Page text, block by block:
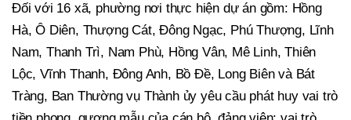
Đối với 16 xã, phường nơi thực hiện dự án gồm: Hồng
Hà, Ô Diên, Thượng Cát, Đông Ngạc, Phú Thượng, Lĩnh
Nam, Thanh Trì, Nam Phù, Hồng Vân, Mê Linh, Thiên
Lộc, Vĩnh Thanh, Đông Anh, Bồ Đề, Long Biên và Bát
Tràng, Ban Thường vụ Thành ủy yêu cầu phát huy vai trò